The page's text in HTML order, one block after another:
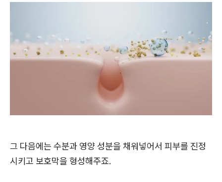
그 다음에는 수분과 영양 성분을 채워넣어서 피부를 진정
시키고 보호막을 형성해주죠.